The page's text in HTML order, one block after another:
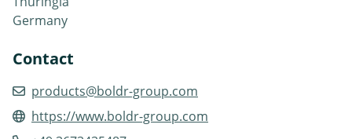
Germany
Contact
products@boldr-group.com
https://www.boldr-group.com